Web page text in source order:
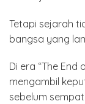
Tetapi sejarah
bangsa yang
Di era “The
mengambil
sebelum